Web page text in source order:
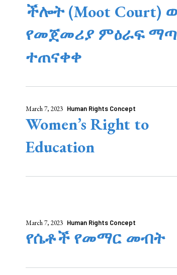
ችሎት (Moot Court)
የመጀመሪያ ምዕራፍ
ተጠናቀቀ
March 7, 2023 Human Rights Concept
Women’s Right to
Education
March 7, 2023 Human Rights Concept
የሴቶች የመማር መብት